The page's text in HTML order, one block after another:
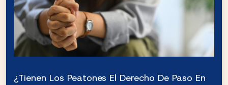
¿Tienen Los Peatones El Derecho De Paso En